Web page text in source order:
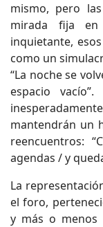
mismo, pero
mirada fija en
inquietante,
como un
“La noche se
espacio
mantendrán un
reencuentros:
agendas / y
La
el foro,
y más o menos